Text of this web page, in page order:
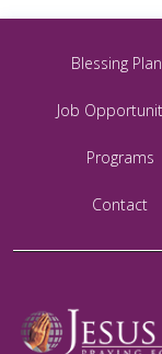
Blessing
Job
Programs
Contact